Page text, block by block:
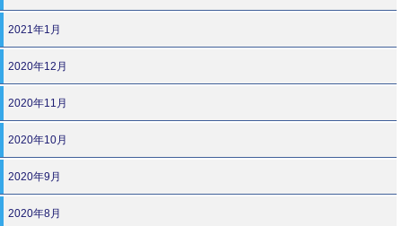
2021年1月
2020年12月
2020年11月
2020年10月
2020年9月
2020年8月